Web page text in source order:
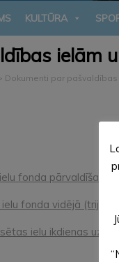
KULTŪRA
ielām
Dokumenti par
fonda pārvaldīšanas
fonda vidējā (triju
ielu ikdienas